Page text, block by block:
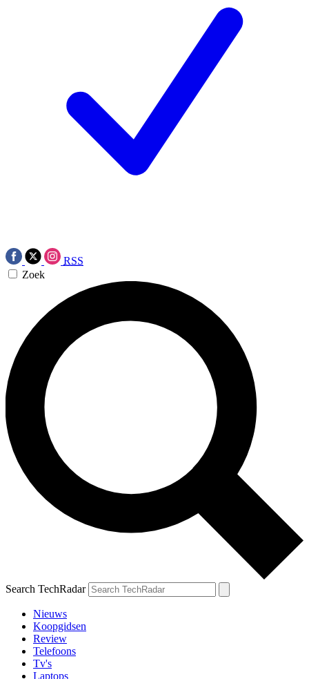
RSS
Zoek
Search TechRadar
Nieuws
Koopgidsen
Review
Telefoons
Tv's
Laptops